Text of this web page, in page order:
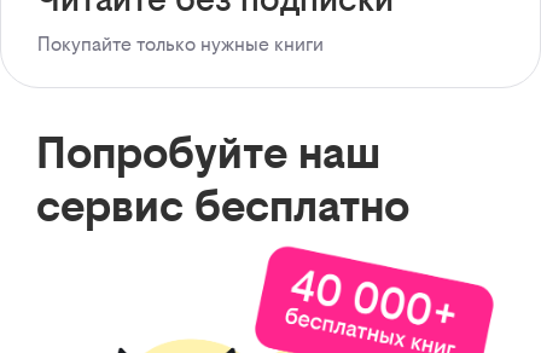
Покупайте только нужные книги
Попробуйте наш
сервис бесплатно